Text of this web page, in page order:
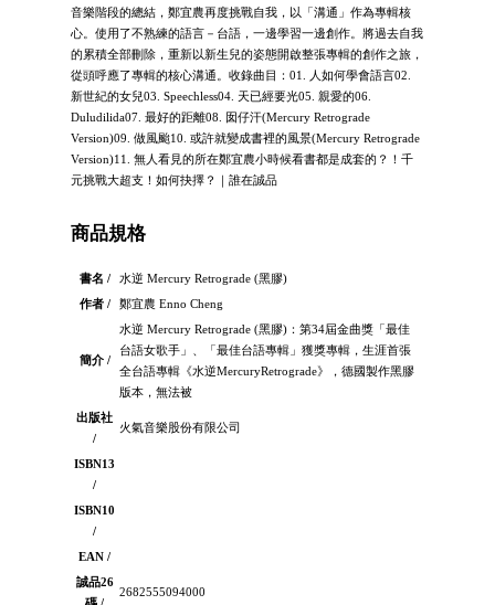
⾳樂階段的總結，鄭宜農再度挑戰⾃我，以「溝通」作為專輯核
⼼。使⽤了不熟練的語⾔－台語，⼀邊學習⼀邊創作。將過去⾃我
的累積全部刪除，重新以新⽣兒的姿態開啟整張專輯的創作之旅，
從頭呼應了專輯的核⼼溝通。收錄曲⽬：01. ⼈如何學會語⾔02.
新世紀的女兒03. Speechless04. 天已經要光05. 親愛的06.
Duludilida07. 最好的距離08. 囡仔汗(Mercury Retrograde
Version)09. 做風颱10. 或許就變成書裡的風景(Mercury Retrograde
Version)11. 無⼈看⾒的所在鄭宜農小時候看書都是成套的？！千
元挑戰大超支！如何抉擇？｜誰在誠品
商品規格
書名 /
水逆 Mercury Retrograde (黑膠)
作者 /
鄭宜農 Enno Cheng
簡介 /
水逆 Mercury Retrograde (黑膠)：第34屆⾦曲獎「最佳
台語女歌⼿」、「最佳台語專輯」獲獎專輯，⽣涯⾸張
全台語專輯《⽔逆MercuryRetrograde》，德國製作⿊膠
版本，無法被
出版社
/
火氣音樂股份有限公司
ISBN13
/
ISBN10
/
EAN /
誠品26
2682555094000